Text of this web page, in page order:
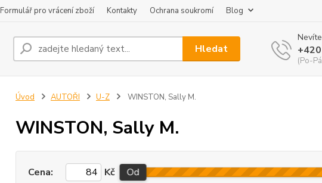
Formulář pro vrácení zboží Kontakty Ochrana soukromí Blog
Hledat
(Po-
Úvod AUTOŘI U-Z WINSTON, Sally M.
WINSTON, Sally M.
Cena: Kč Od